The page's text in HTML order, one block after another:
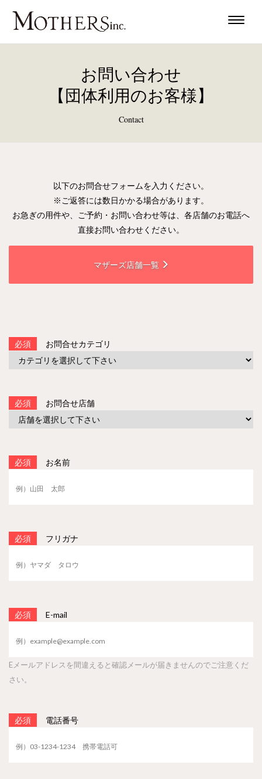
Toggle
お問い合わせ
【団体利用のお客様】
Contact
以下のお問合せフォームを入力ください。
※ご返答には数日かかる場合があります。
お急ぎの用件や、ご予約・お問い合わせ等は、各店舗のお電話へ
直接お問い合わせください。
マザーズ店舗一覧
必須 お問合せカテゴリ
必須 お問合せ店舗
必須 お名前
必須 フリガナ
必須 E-mail
Eメールアドレスを間違えると確認メールが届きませんのでご注意くだ
さい。
必須 電話番号